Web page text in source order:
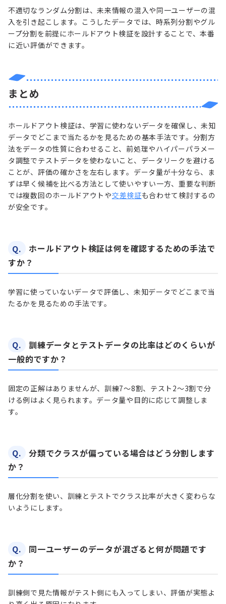
不適切なランダム分割は、未来情報の混入や同一ユーザーの混
入を引き起こします。こうしたデータでは、時系列分割やグル
ープ分割を前提にホールドアウト検証を設計することで、本番
に近い評価ができます。
まとめ
ホールドアウト検証は、学習に使わないデータを確保し、未知
データでどこまで当たるかを見るための基本手法です。分割方
法をデータの性質に合わせること、前処理やハイパーパラメー
タ調整でテストデータを使わないこと、データリークを避ける
ことが、評価の確かさを左右します。データ量が十分なら、ま
ずは早く候補を比べる方法として使いやすい一方、重要な判断
では複数回のホールドアウトや交差検証も合わせて検討するの
が安全です。
Q.
ホールドアウト検証は何を確認するための手法で
すか？
学習に使っていないデータで評価し、未知データでどこまで当
たるかを見るための手法です。
Q.
訓練データとテストデータの比率はどのくらいが
一般的ですか？
固定の正解はありませんが、訓練7〜8割、テスト2〜3割で分
ける例はよく見られます。データ量や目的に応じて調整しま
す。
Q.
分類でクラスが偏っている場合はどう分割します
か？
層化分割を使い、訓練とテストでクラス比率が大きく変わらな
いようにします。
Q.
同一ユーザーのデータが混ざると何が問題です
か？
訓練側で見た情報がテスト側にも入ってしまい、評価が実態よ